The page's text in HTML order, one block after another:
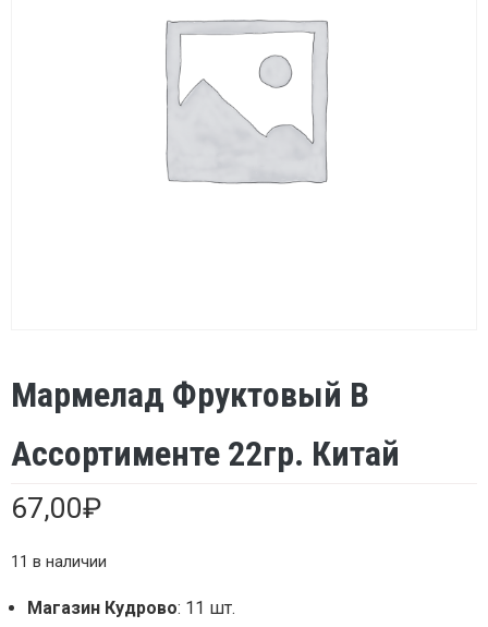
Мармелад Фруктовый В
Ассортименте 22гр. Китай
67,00₽
11 в наличии
Магазин Кудрово: 11 шт.